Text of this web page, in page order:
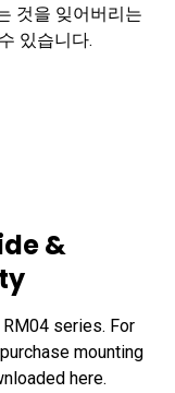
것을 잊어버리는
있습니다.
&
series. For
mounting
here.